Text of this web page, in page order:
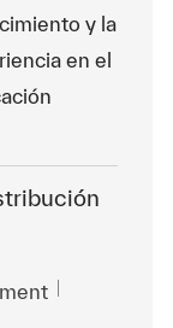
y la
en el